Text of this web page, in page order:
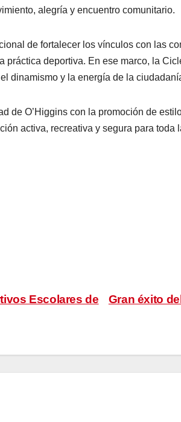
alegría y encuentro comunitario.
de fortalecer los vínculos con las
deportiva. En ese marco, la
dinamismo y la energía de la
de O’Higgins con la promoción de
activa, recreativa y segura para toda
Gran éxito
Escolares de